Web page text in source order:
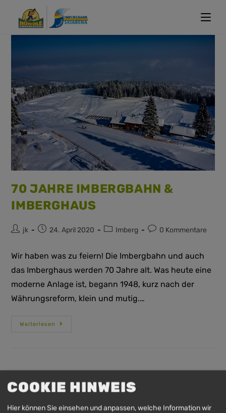
70 JAHRE IMBERGBAHN &
IMBERGHAUS
jk 24. April 2020 Imberg 0 Kommentare
Wir haben was zu feiern! Die Imbergbahn und auch
das Imberghaus werden 70 Jahre alt. Was heute eine
moderne Anlage ist, begann 1948, kurz nach der
Währungsreform, klein und mutig.…
Weiterlesen
COOKIE HINWEIS
Hier können Sie einsehen und anpassen, welche Information wir